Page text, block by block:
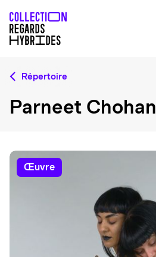
Répertoire
Parneet Chohan
œuvre